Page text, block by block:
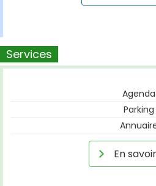
Services
Agenda
Parking
En